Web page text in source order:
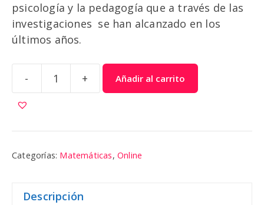
psicología y la pedagogía que a través de las
investigaciones se han alcanzado en los
últimos años.
-
Matemáticas
+ Añadir al carrito
Categorías: Matemáticas,Online
Descripción